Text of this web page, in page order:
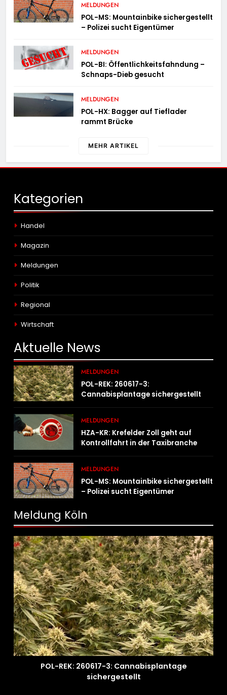
MELDUNGEN
POL-MS: Mountainbike sichergestellt
– Polizei sucht Eigentümer
MELDUNGEN
POL-BI: Öffentlichkeitsfahndung –
Schnaps-Dieb gesucht
MELDUNGEN
POL-HX: Bagger auf Tieflader
rammt Brücke
MEHR ARTIKEL
Kategorien
Handel
Magazin
Meldungen
Politik
Regional
Wirtschaft
Aktuelle News
MELDUNGEN
POL-REK: 260617-3:
Cannabisplantage sichergestellt
MELDUNGEN
HZA-KR: Krefelder Zoll geht auf
Kontrollfahrt in der Taxibranche
MELDUNGEN
POL-MS: Mountainbike sichergestellt
– Polizei sucht Eigentümer
Meldung Köln
POL-REK: 260617-3: Cannabisplantage
sichergestellt